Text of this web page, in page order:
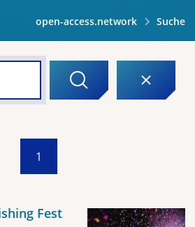
open-access.network Suche
1
Fest